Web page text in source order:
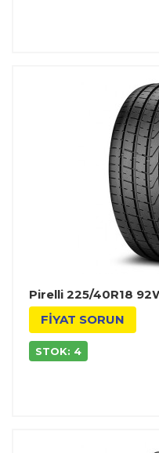
Pirelli 225/40R18
FİYAT SORUN
STOK: 4